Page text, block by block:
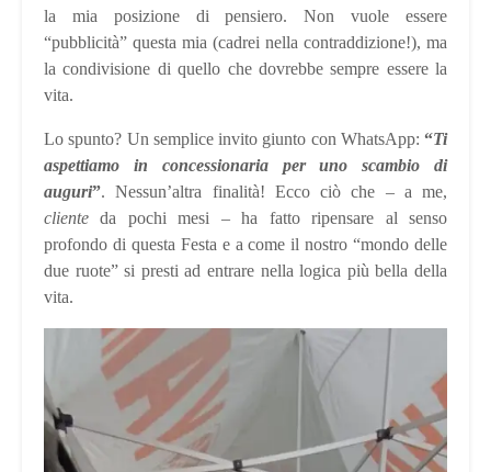
la mia posizione di pensiero. Non vuole essere
“pubblicità” questa mia (cadrei nella contraddizione!), ma
la condivisione di quello che dovrebbe sempre essere la
vita.
Lo spunto? Un semplice invito giunto con WhatsApp: “Ti
aspettiamo in concessionaria per uno scambio di
auguri”. Nessun’altra finalità! Ecco ciò che – a me,
cliente da pochi mesi – ha fatto ripensare al senso
profondo di questa Festa e a come il nostro “mondo delle
due ruote” si presti ad entrare nella logica più bella della
vita.